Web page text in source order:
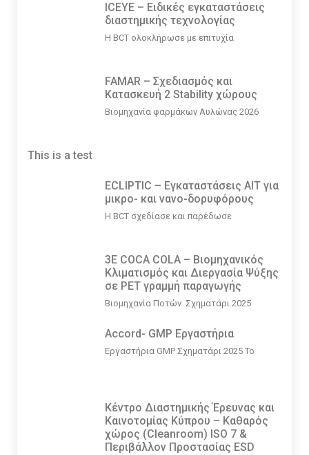
ICEYE – Ειδικές εγκαταστάσεις
διαστημικής τεχνολογίας
Η BCT ολοκλήρωσε με επιτυχία
FAMAR – Σχεδιασμός και
Κατασκευή 2 Stability χώρους
Βιομηχανία φαρμάκων Αυλώνας 2026
This is a test
ECLIPTIC – Εγκαταστάσεις ΑΙΤ για
μικρο- και νανο-δορυφόρους
Η BCT σχεδίασε και παρέδωσε
3E COCA COLA – Βιομηχανικός
Κλιματισμός και Διεργασία Ψύξης
σε PET γραμμή παραγωγής
Βιομηχανία Ποτών Σχηματάρι 2025
Accord- GMP Εργαστήρια
Εργαστήρια GMP Σχηματάρι 2025 Το
Κέντρο Διαστημικής Έρευνας και
Καινοτομίας Κύπρου – Καθαρός
χώρος (Cleanroom) ISO 7 &
Περιβάλλον Προστασίας ESD